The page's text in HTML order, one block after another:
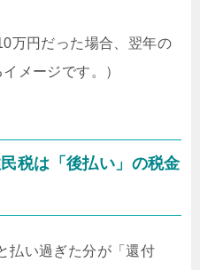
万円だった場合、翌年の
メージです。）
税は「後払い」の税金
払い過ぎた分が「還付